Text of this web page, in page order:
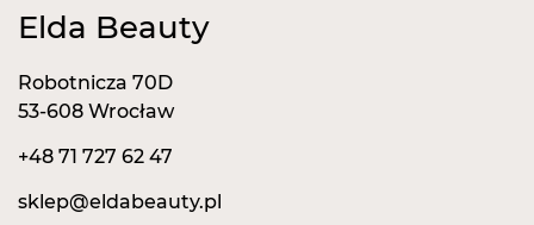
Elda Beauty
Robotnicza 70D
53-608 Wrocław
+48 71 727 62 47
sklep@eldabeauty.pl